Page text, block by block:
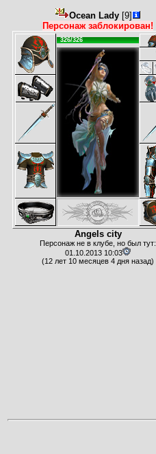
Ocean Lady [9]
Персонаж заблокирован!
326/326
Angels city
Персонаж не в клубе, но был тут:
01.10.2013 10:03
(12 лет 10 месяцев 4 дня назад)